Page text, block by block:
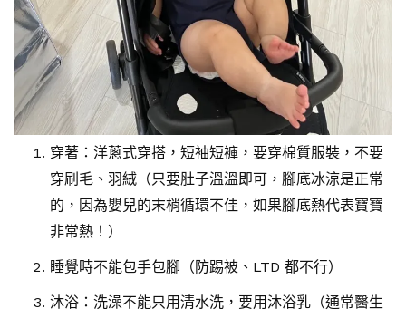
穿著：洋蔥式穿搭，短袖短褲，要穿棉質服裝，不要
穿刷毛、羽絨（只要肚子溫溫即可，腳底冰涼是正常
的，因為嬰兒的末梢循環不佳，如果腳底熱代表寶寶
非常熱！）
睡覺時不能包手包腳（防踢被、LTD 都不行）
沐浴：洗澡不能只用清水洗，要用沐浴乳（通常醫生